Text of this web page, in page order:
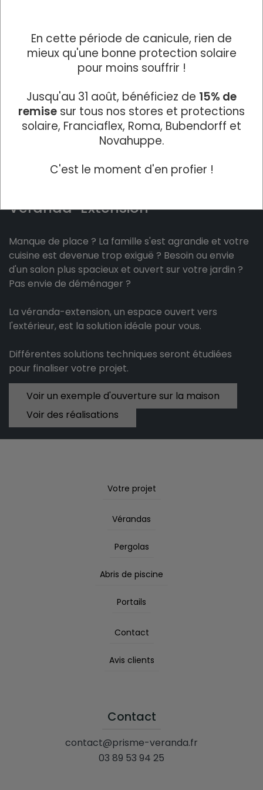
Véranda-Extension
Manque de place ? La famille s'est agrandie et votre
cuisine est devenue trop exiguë ? Besoin ou envie
d'un salon plus spacieux et ouvert sur votre jardin ?
Pas envie de déménager ?
La véranda-extension, un espace ouvert vers
l'extérieur, est la solution idéale pour vous.
Différentes solutions techniques seront étudiées
pour finaliser votre projet.
Voir un exemple d'ouverture sur la maison
Voir des réalisations
Votre projet
Vérandas
Pergolas
Abris de piscine
Portails
Contact
Avis clients
Contact
contact@prisme-veranda.fr
03 89 53 94 25
En cette période de canicule, rien de
mieux qu'une bonne protection solaire
pour moins souffrir !
Jusqu'au 31 août, bénéficiez de 15% de
remise sur tous nos stores et protections
solaire, Franciaflex, Roma, Bubendorff et
Novahuppe.
C'est le moment d'en profier !